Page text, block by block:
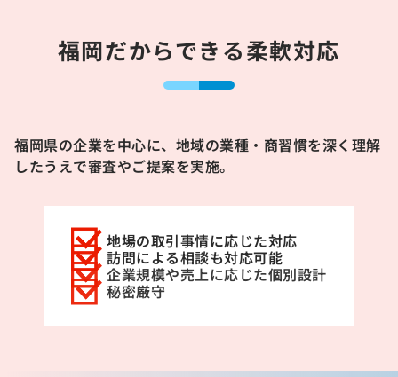
福岡だからできる柔軟対応
福岡県の企業を中心に、地域の業種・商習慣を深く理解
したうえで審査やご提案を実施。
地場の取引事情に応じた対応
訪問による相談も対応可能
企業規模や売上に応じた個別設計
秘密厳守